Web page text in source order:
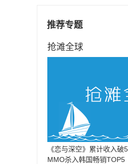
推荐专题
抢滩全球
《恋与深空》累计收入
MMO杀入韩国畅销TOP5